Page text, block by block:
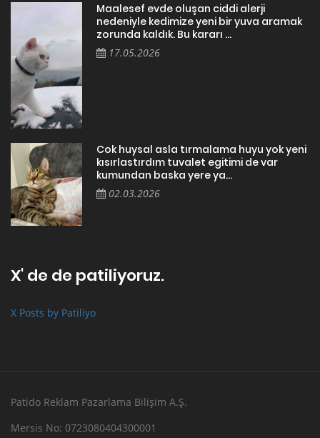
Maalesef evde oluşan ciddi alerji
nedeniyle kedimize yeni bir yuva aramak
zorunda kaldık. Bu kararı ...
17.05.2026
Cok huysal asla tırmalama huyu yok yeni
kısırlastırdım tuvalet egitimi de var
kumundan baska yere ya...
02.03.2026
X' de de patiliyoruz.
X Posts by Patiliyo
Patido Reklam Pazarlama Bilişim A.Ş.
Mersis No: 0723080404300001